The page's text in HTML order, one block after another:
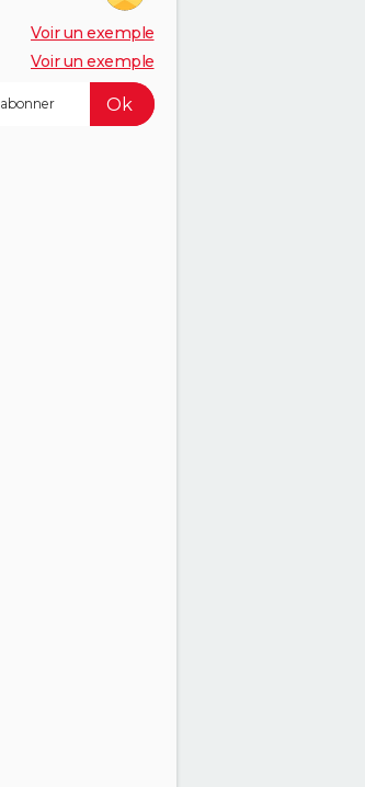
Voir un exemple
Voir un exemple